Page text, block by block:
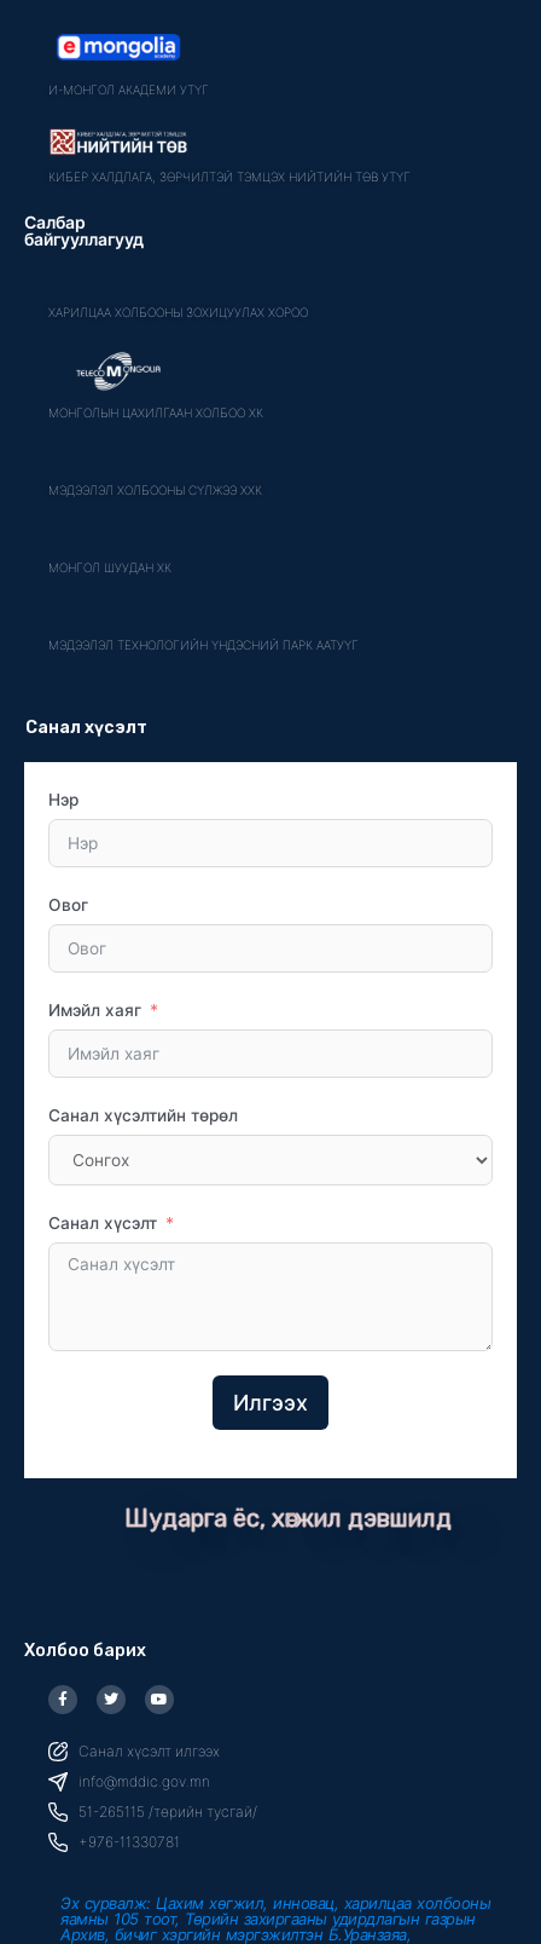
И-МОНГОЛ АКАДЕМИ УТҮГ
КИБЕР ХАЛДЛАГА, ЗӨРЧИЛТЭЙ ТЭМЦЭХ НИЙТИЙН ТӨВ УТҮГ
Салбар
байгууллагууд
ХАРИЛЦАА ХОЛБООНЫ ЗОХИЦУУЛАХ ХОРОО
МОНГОЛЫН ЦАХИЛГААН ХОЛБОО ХК
МЭДЭЭЛЭЛ ХОЛБООНЫ СҮЛЖЭЭ ХХК
МОНГОЛ ШУУДАН ХК
МЭДЭЭЛЭЛ ТЕХНОЛОГИЙН ҮНДЭСНИЙ ПАРК ААТУҮГ
Санал хүсэлт
Нэр
Овог
Имэйл хаяг
Санал хүсэлтийн төрөл
Санал хүсэлт
Илгээх
Шударга ёс, хөгжил дэвшилд
Холбоо барих
F
a
c
b
o
o
k
f
T
w
i
t
r
Y
o
u
u
e
Санал хүсэлт илгээх
info@mddic.gov.mn
51-265115 /төрийн тусгай/
+976-11330781
Эх сурвалж: Цахим хөгжил, инновац, харилцаа холбооны
яамны 105 тоот, Төрийн захиргааны удирдлагын газрын
Архив, бичиг хэргийн мэргэжилтэн Б.Уранзаяа,